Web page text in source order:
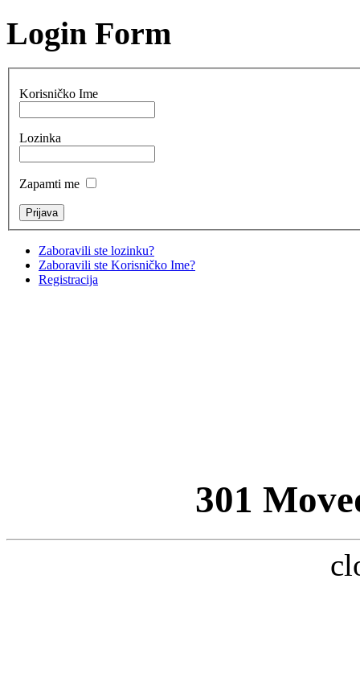
Login Form
Korisničko Ime
Lozinka
Zapamti me
Zaboravili ste lozinku?
Zaboravili ste Korisničko Ime?
Registracija
301